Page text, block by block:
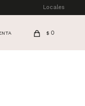
$ 0
Locales